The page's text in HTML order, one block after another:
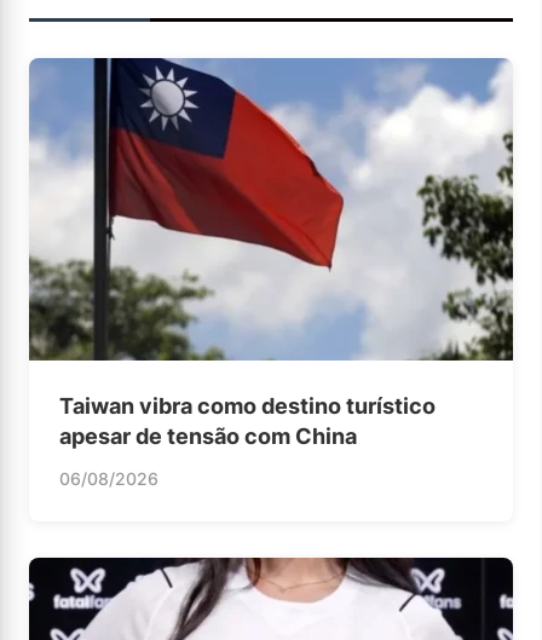
Taiwan vibra como destino turístico
apesar de tensão com China
06/08/2026